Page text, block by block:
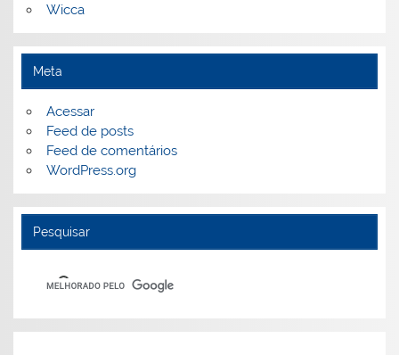
Wicca
Meta
Acessar
Feed de posts
Feed de comentários
WordPress.org
Pesquisar